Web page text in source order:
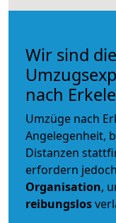
Wir sind
nach
Umzüge nach
Angelegenheit,
Distanzen
erfordern
Organisation,
reibungslos